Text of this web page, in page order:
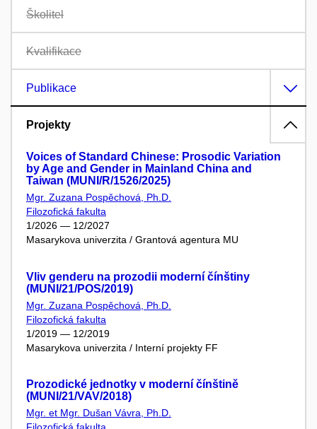
Školitel
Kvalifikace
Publikace
Projekty
Voices of Standard Chinese: Prosodic Variation
by Age and Gender in Mainland China and
Taiwan (MUNI/R/1526/2025)
Mgr. Zuzana Pospěchová, Ph.D.
Filozofická fakulta
1/2026 — 12/2027
Masarykova univerzita / Grantová agentura MU
Vliv genderu na prozodii moderní čínštiny
(MUNI/21/POS/2019)
Mgr. Zuzana Pospěchová, Ph.D.
Filozofická fakulta
1/2019 — 12/2019
Masarykova univerzita / Interní projekty FF
Prozodické jednotky v moderní čínštině
(MUNI/21/VAV/2018)
Mgr. et Mgr. Dušan Vávra, Ph.D.